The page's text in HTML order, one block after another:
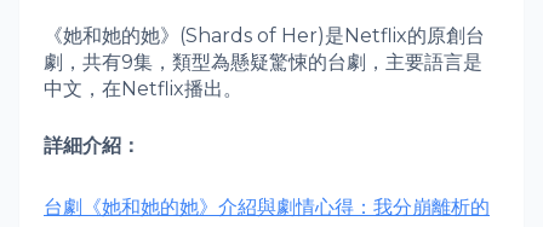
《她和她的她》(Shards of Her)是Netflix的原創台
劇，共有9集，類型為懸疑驚悚的台劇，主要語言是
中文，在Netflix播出。
詳細介紹：
台劇《她和她的她》介紹與劇情心得：我分崩離析的